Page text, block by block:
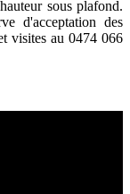
sous plafond.
d'acceptation des
visites au 0474 066